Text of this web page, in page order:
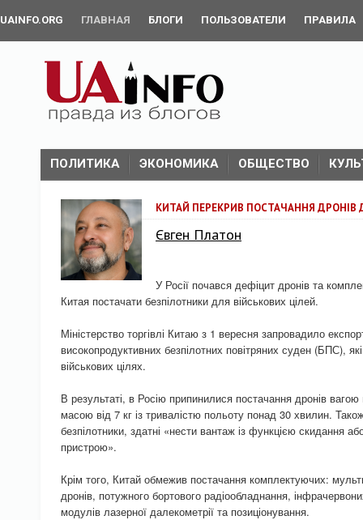
UAINFO.ORG ГЛАВНАЯ БЛОГИ ПОЛЬЗОВАТЕЛИ ПРАВИЛА
ПОЛИТИКА ЭКОНОМИКА ОБЩЕСТВО
КИТАЙ ПЕРЕКРИВ ПОСТАЧАННЯ ДРОНІВ
Євген Платон
У Росії почався дефіцит дронів та
Китая постачати безпілотники для військових цілей.
Міністерство торгівлі Китаю з 1 вересня запровадило
високопродуктивних безпілотних повітряних суден (БПС),
військових цілях.
В результаті, в Росію припинилися постачання дронів
масою від 7 кг із тривалістю польоту понад 30 хвилин.
безпілотники, здатні «нести вантаж із функцією скидання
пристрою».
Крім того, Китай обмежив постачання комплектуючих:
дронів, потужного бортового радіообладнання,
модулів лазерної далекометрії та позиціонування.